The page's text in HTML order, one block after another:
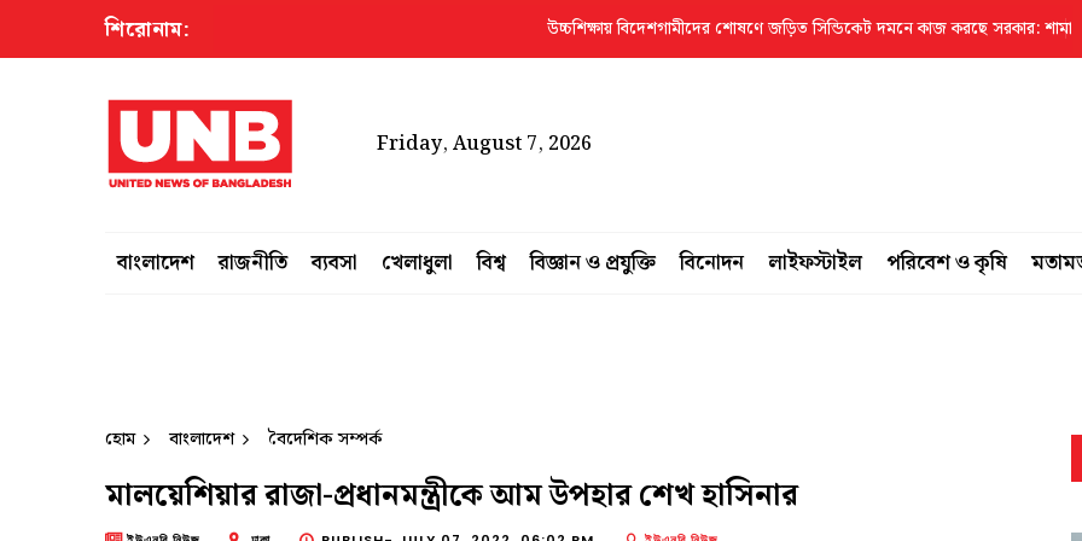
শিরোনাম: উচ্চশিক্ষায় বিদেশগামীদের শোষণে জড়িত সিন্ডিকেট দমনে কাজ করছে সরকার: শামা ওবায়েদ
Friday, August 7, 2026
বাংলাদেশ রাজনীতি ব্যবসা খেলাধুলা বিশ্ব বিজ্ঞান ও প্রযুক্তি বিনোদন লাইফস্টাইল পরিবেশ ও কৃষি
হোম বাংলাদেশ বৈদেশিক সম্পর্ক
মালয়েশিয়ার রাজা-প্রধানমন্ত্রীকে আম উপহার শেখ হাসিনার